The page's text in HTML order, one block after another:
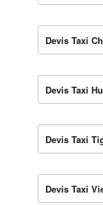
Devis Taxi
Devis Taxi
Devis Taxi
Devis Taxi